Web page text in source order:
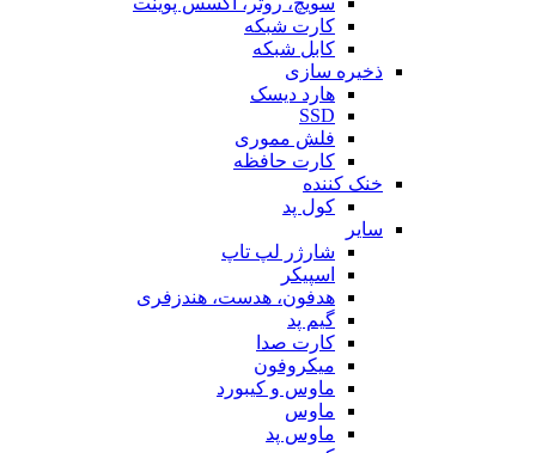
کارت شبکه
کابل شبکه
ذخیره سازی
هارد دیسک
SSD
فلش مموری
کارت حافظه
خنک کننده
کول پد
سایر
شارژر لپ تاپ
اسپیکر
هدفون، هدست، هندزفری
گیم پد
کارت صدا
میکروفون
ماوس و کیبورد
ماوس
ماوس پد